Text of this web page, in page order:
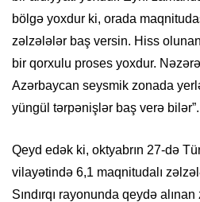
bölgə yoxdur ki, orada
zəlzələlər baş versin. Hiss
bir qorxulu proses yoxdur.
Azərbaycan seysmik zonada
yüngül tərpənişlər baş verə bilər”.
Qeyd edək ki, oktyabrın 27-də
vilayətində 6,1 maqnitudalı
Sındırqı rayonunda qeydə